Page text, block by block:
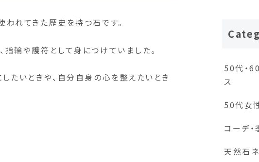
われてきた歴史を持つ石です。
指輪や護符として身につけていました。
たいときや、自分自身の心を整えたいとき
50代・
ス
50代女
コーデ
天然石